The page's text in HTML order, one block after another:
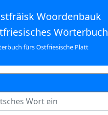
Woordenbauk
Wörterbuch
fürs Ostfriesische Platt